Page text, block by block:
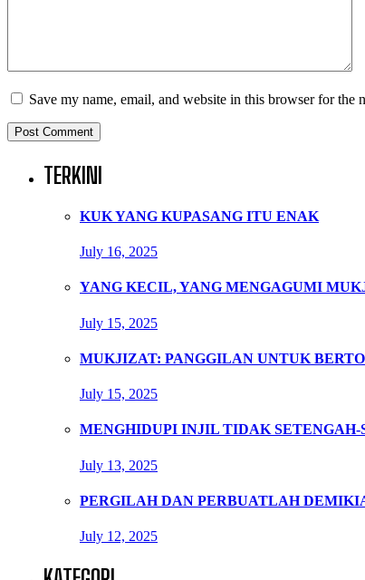
Save my name, email, and website in this browser for the
TERKINI
KUK YANG KUPASANG ITU ENAK
July 16, 2025
YANG KECIL, YANG MENGAGUMI
July 15, 2025
MUKJIZAT: PANGGILAN UNTUK
July 15, 2025
MENGHIDUPI INJIL TIDAK SETENGAH-
July 13, 2025
PERGILAH DAN PERBUATLAH
July 12, 2025